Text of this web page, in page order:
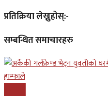
प्रतिक्रिया लेख्नुहोस्:-
सम्बन्धित समाचारहरु